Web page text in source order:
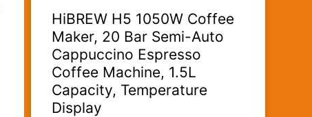
HiBREW H5 1050W Coffee
Maker, 20 Bar Semi-Auto
Cappuccino Espresso
Coffee Machine, 1.5L
Capacity, Temperature
Display